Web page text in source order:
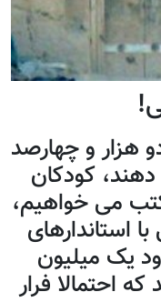
و چهارصد
کودکان
خواهيم،
ميليون
فرار